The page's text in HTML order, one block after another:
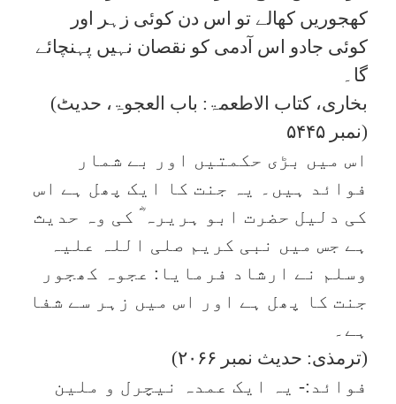
کھجوریں کھالے تو اس دن کوئی زہر اور
کوئی جادو اس آدمی کو نقصان نہیں پہنچائے
گا۔
(بخاری، کتاب الاطعمۃ: باب العجوۃ، حدیٹ
نمبر ۵۴۴۵)
اس میں بڑی حکمتیں اور بے شمار
فوائد ہیں۔ یہ جنت کا ایک پھل ہے اس
کی دلیل حضرت ابو ہریرہ ؓ کی وہ حدیث
ہے جس میں نبی کریم صلی اللہ علیہ
وسلم نے ارشاد فرمایا: عجوہ کھجور
جنت کا پھل ہے اور اس میں زہر سے شفا
ہے۔
(ترمذی: حدیث نمبر ۲۰۶۶)
فوائد:- یہ ایک عمدہ نیچرل و ملین